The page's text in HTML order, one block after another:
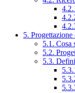
5. Progettazione
5.1. Cosa
5.2.
5.3.